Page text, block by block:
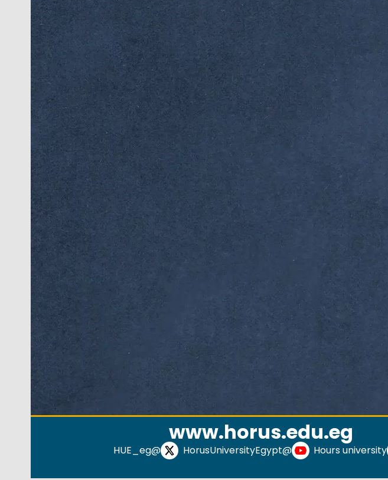
www.horus.edu.eg
Hours university
@HorusUniversityEgypt
@HUE_eg